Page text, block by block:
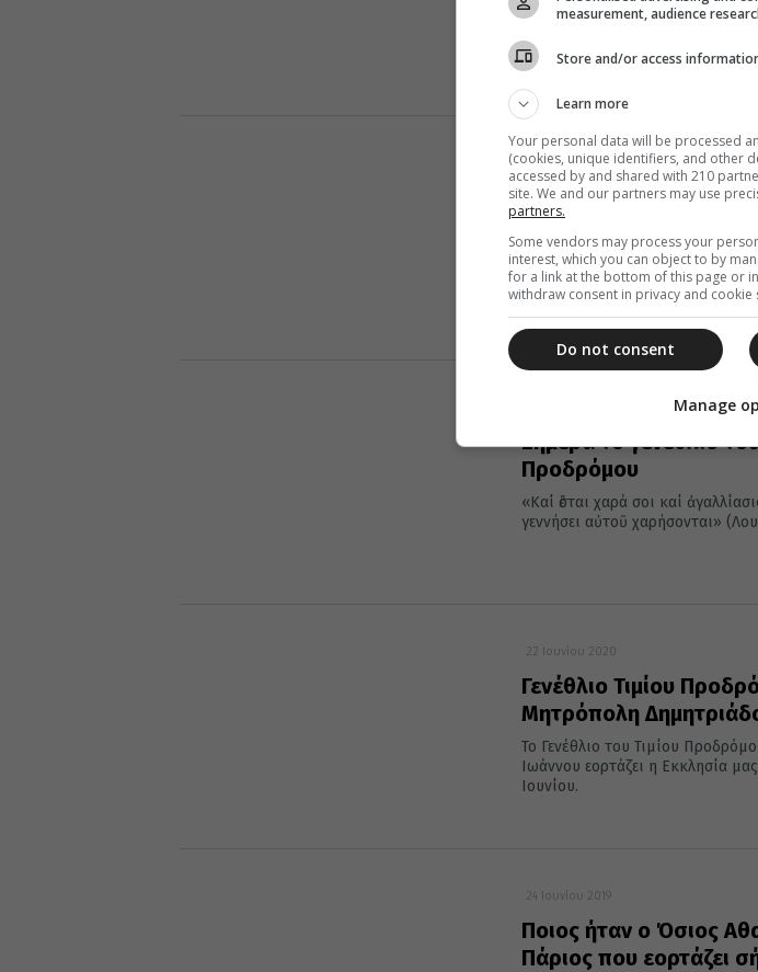
Βαπτιστού
Σήμερα 24 Ιουνίου, η εκκλησία
του Αγίου Ιωάννη Προδρόμου
24 Ιουνίου 2021
Σαν σήμερα 24 Ιουνίου
τα σημαντικότερα
Εορτές της Ορθοδοξίας,
κοινωνικά γεγονότα, γεννήσεις
συνέβησαν σαν σήμερα 24
Σήμερα το γενέθλιο
Προδρόμου
«Καί ἔσται χαρά σοι καί
γεννήσει αὐ­τοῦ χαρήσονται»
22 Ιουνίου 2020
Γενέθλιο Τιμίου
Μητρόπολη
Το Γενέθλιο του Τιμίου
Ιωάννου εορτάζει η Εκκλησία
Ιουνίου.
24 Ιουνίου 2019
Ποιος ήταν ο Όσιος
Πάριος που εορτάζει
measurement, audience
Store and/or access
Learn more
Your personal data will be processed
(cookies, unique identifiers, and other
accessed by and shared with 210
site. We and our partners may use
partners.
Some vendors may process your
interest, which you can object to by
for a link at the bottom of this page or
withdraw consent in privacy and cookie
Do not consent
Manage